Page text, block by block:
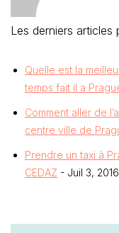
Les derniers articles
Quelle est la
temps fait il a
Comment aller de
centre ville de
Prendre un taxi à
CEDAZ - Juil 3, 2016